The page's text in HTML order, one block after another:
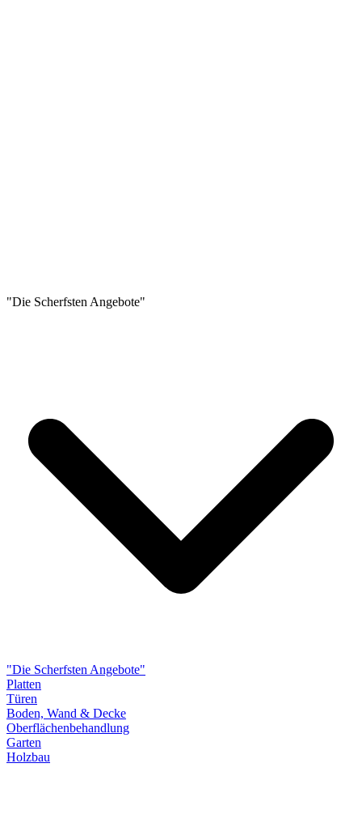
"Die Scherfsten Angebote"
"Die Scherfsten Angebote"
Platten
Türen
Boden, Wand & Decke
Oberflächenbehandlung
Garten
Holzbau